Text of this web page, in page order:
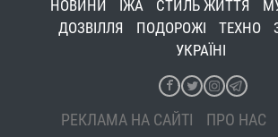
НОВИНИ ЇЖА СТИЛЬ ЖИТТЯ
ДОЗВІЛЛЯ
ПОДОРОЖІ ТЕХНО
УКРАЇНІ
РЕКЛАМА НА САЙТІ ПРО НАС